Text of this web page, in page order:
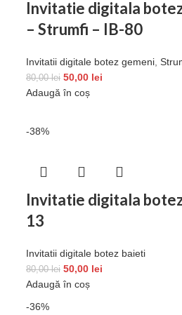
Invitatie digitala
– Strumfi – IB-80
Invitatii digitale botez gemeni
80,00lei 50,00 lei
Adaugă în coș
-38%
Invitatie digitala
13
Invitatii digitale botez baieti
80,00lei 50,00 lei
Adaugă în coș
-36%